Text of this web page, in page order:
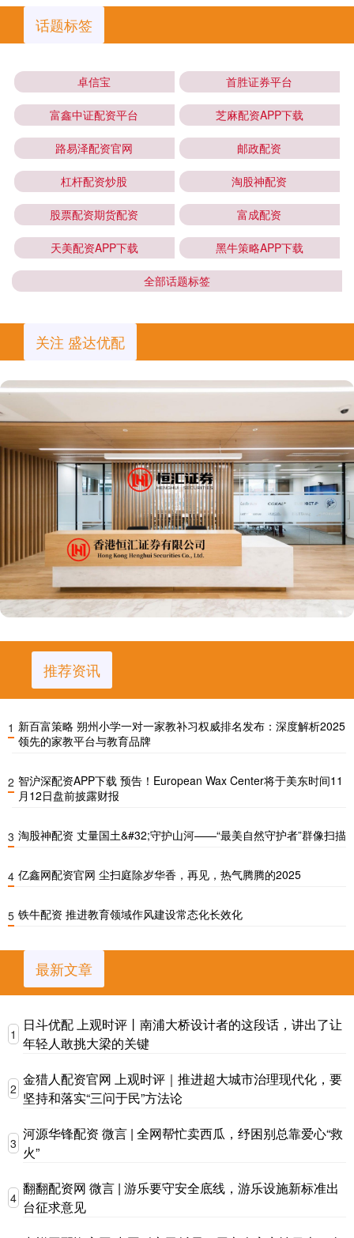
话题标签
卓信宝 首胜证券平台
富鑫中证配资平台 芝麻配资APP下载
路易泽配资官网 邮政配资
杠杆配资炒股 淘股神配资
股票配资期货配资 富成配资
天美配资APP下载 黑牛策略APP下载
全部话题标签
关注 盛达优配
推荐资讯
1 新百富策略 朔州小学一对一家教补习权威排名发布：深度解析2025
领先的家教平台与教育品牌
2 智沪深配资APP下载 预告！European Wax Center将于美东时间11
月12日盘前披露财报
3 淘股神配资 丈量国土&#32;守护山河——“最美自然守护者”群像扫描
4 亿鑫网配资官网 尘扫庭除岁华香，再见，热气腾腾的2025
5 铁牛配资 推进教育领域作风建设常态化长效化
最新文章
1
日斗优配 上观时评丨南浦大桥设计者的这段话，讲出了让
年轻人敢挑大梁的关键
2
金猎人配资官网 上观时评｜推进超大城市治理现代化，要
坚持和落实“三问于民”方法论
3
河源华锋配资 微言 | 全网帮忙卖西瓜，纾困别总靠爱心“救
火”
4
翻翻配资网 微言 | 游乐要守安全底线，游乐设施新标准出
台征求意见